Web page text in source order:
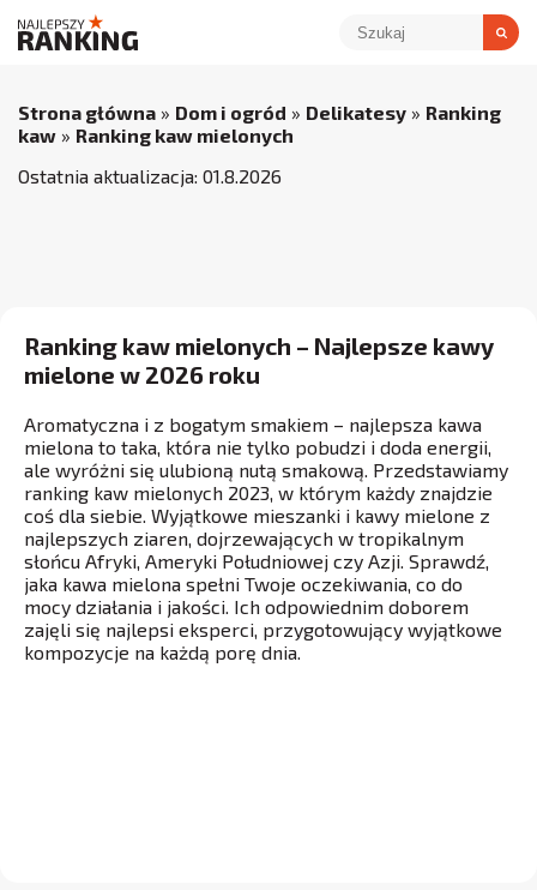
Strona główna » Dom i ogród » Delikatesy » Ranking
kaw » Ranking kaw mielonych
Ostatnia aktualizacja: 01.8.2026
Ranking kaw mielonych – Najlepsze kawy
mielone w 2026 roku
Aromatyczna i z bogatym smakiem – najlepsza kawa
mielona to taka, która nie tylko pobudzi i doda energii,
ale wyróżni się ulubioną nutą smakową. Przedstawiamy
ranking kaw mielonych 2023, w którym każdy znajdzie
coś dla siebie. Wyjątkowe mieszanki i kawy mielone z
najlepszych ziaren, dojrzewających w tropikalnym
słońcu Afryki, Ameryki Południowej czy Azji. Sprawdź,
jaka kawa mielona spełni Twoje oczekiwania, co do
mocy działania i jakości. Ich odpowiednim doborem
zajęli się najlepsi eksperci, przygotowujący wyjątkowe
kompozycje na każdą porę dnia.